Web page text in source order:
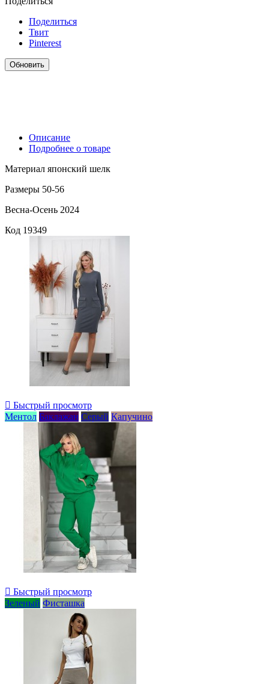
Поделиться
Твит
Pinterest
Описание
Подробнее о товаре
Материал японский шелк
Размеры 50-56
Весна-Осень 2024
Код 19349
 Быстрый просмотр
Ментол Баклажан Серый Капучино
 Быстрый просмотр
Зеленый Фисташка